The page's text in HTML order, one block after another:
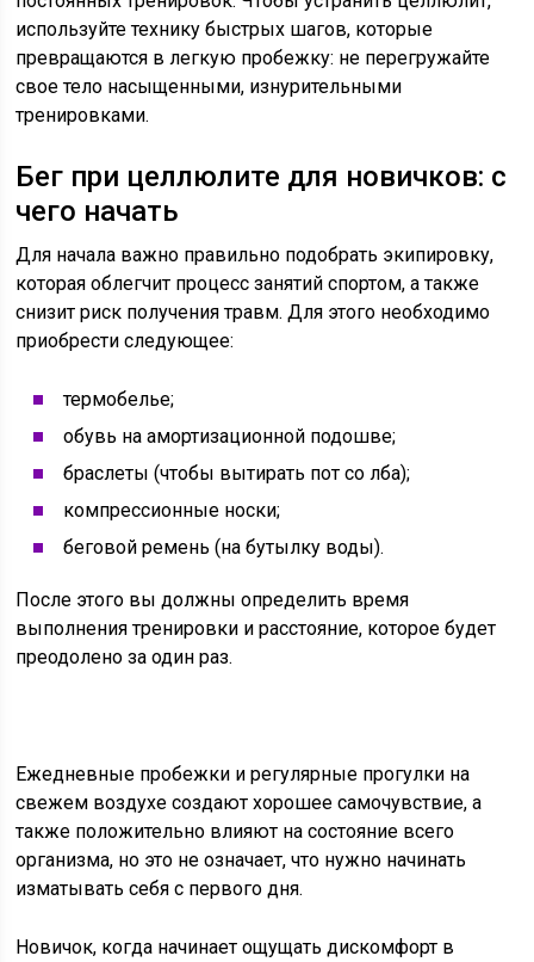
используйте технику быстрых шагов, которые
превращаются в легкую пробежку: не перегружайте
свое тело насыщенными, изнурительными
тренировками.
Бег при целлюлите для новичков: с
чего начать
Для начала важно правильно подобрать экипировку,
которая облегчит процесс занятий спортом, а также
снизит риск получения травм. Для этого необходимо
приобрести следующее:
термобелье;
обувь на амортизационной подошве;
браслеты (чтобы вытирать пот со лба);
компрессионные носки;
беговой ремень (на бутылку воды).
После этого вы должны определить время
выполнения тренировки и расстояние, которое будет
преодолено за один раз.
Ежедневные пробежки и регулярные прогулки на
свежем воздухе создают хорошее самочувствие, а
также положительно влияют на состояние всего
организма, но это не означает, что нужно начинать
изматывать себя с первого дня.
Новичок, когда начинает ощущать дискомфорт в